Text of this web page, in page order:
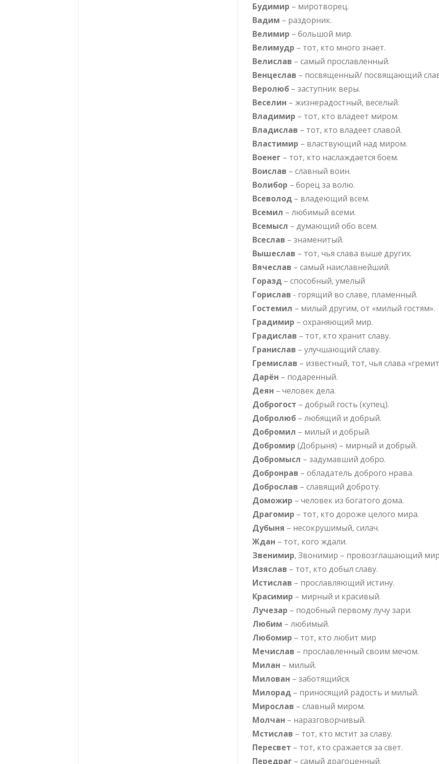
Будимир – миротворец.
Вадим – раздорник.
Велимир – большой мир.
Велимудр – тот, кто много знает.
Велислав – самый прославленный.
Венцеслав – посвященный/ посвящающий
Веролюб – заступник веры.
Веселин – жизнерадостный, веселый.
Владимир – тот, кто владеет миром.
Владислав – тот, кто владеет славой.
Властимир – властвующий над миром.
Военег – тот, кто наслаждается боем.
Воислав – славный воин.
Волибор – борец за волю.
Всеволод – владеющий всем.
Всемил – любимый всеми.
Всемысл – думающий обо всем.
Всеслав – знаменитый.
Вышеслав – тот, чья слава выше других.
Вячеслав – самый наиславнейший.
Горазд – способный, умелый
Горислав - горящий во славе, пламенный.
Гостемил – милый другим, от «милый гостям».
Градимир – охраняющий мир.
Градислав – тот, кто хранит славу.
Гранислав – улучшающий славу.
Гремислав – известный, тот, чья слава
Дарён – подаренный.
Деян – человек дела.
Доброгост – добрый гость (купец).
Добролюб – любящий и добрый.
Добромил – милый и добрый.
Добромир (Добрыня) – мирный и добрый.
Добромысл – задумавший добро.
Добронрав – обладатель доброго нрава.
Доброслав – славящий доброту.
Доможир – человек из богатого дома.
Драгомир – тот, кто дороже целого мира.
Дубыня – несокрушимый, силач.
Ждан – тот, кого ждали.
Звенимир, Звонимир – провозглашающий
Изяслав – тот, кто добыл славу.
Истислав – прославляющий истину.
Красимир – мирный и красивый.
Лучезар – подобный первому лучу зари.
Любим – любимый.
Любомир – тот, кто любит мир
Мечислав – прославленный своим мечом.
Милан – милый.
Милован – заботящийся.
Милорад – приносящий радость и милый.
Мирослав – славный миром.
Молчан – наразговорчивый.
Мстислав – тот, кто мстит за славу.
Пересвет – тот, кто сражается за свет.
Передраг – самый драгоценный.